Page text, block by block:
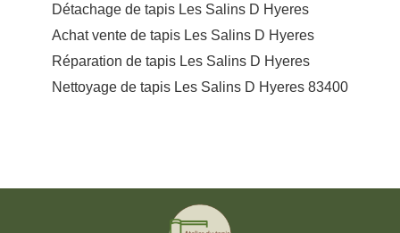
Détachage de tapis Les Salins D Hyeres
Achat vente de tapis Les Salins D Hyeres
Réparation de tapis Les Salins D Hyeres
Nettoyage de tapis Les Salins D Hyeres 83400